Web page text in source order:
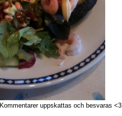
Kommentarer uppskattas och besvaras <3